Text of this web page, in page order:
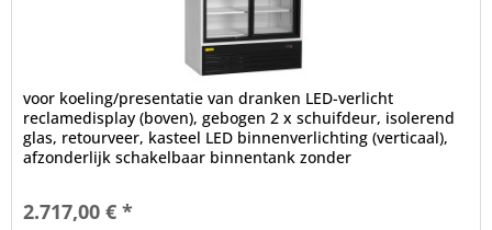
voor koeling/presentatie van dranken LED-verlicht
reclamedisplay (boven), gebogen 2 x schuifdeur, isolerend
glas, retourveer, kasteel LED binnenverlichting (verticaal),
afzonderlijk schakelbaar binnentank zonder
2.717,00 € *